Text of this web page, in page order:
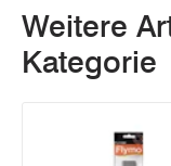
Weitere
Kategorie